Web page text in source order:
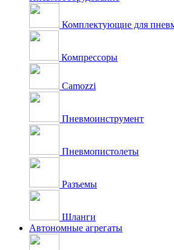
Комплектующие для
Компрессоры
Camozzi
Пневмоинструмент
Пневмопистолеты
Разъемы
Шланги
Автономные агрегаты